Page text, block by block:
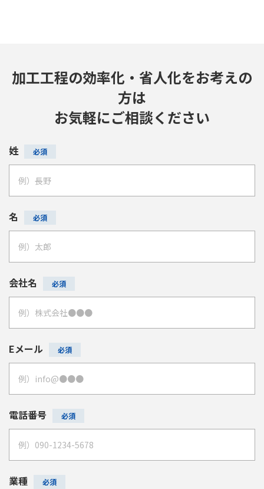
加工工程の効率化・省人化をお考えの
方は
お気軽にご相談ください
姓
名
会社名
Eメール
電話番号
業種